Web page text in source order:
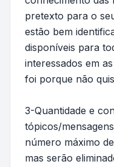
pretexto para o
estão bem
disponíveis para
interessados em
foi porque não
3-Quantidade e
tópicos/
número máximo
mas serão